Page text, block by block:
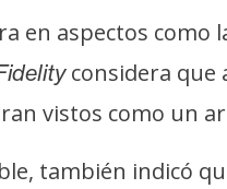
en aspectos como
considera que
vistos como un
también indicó